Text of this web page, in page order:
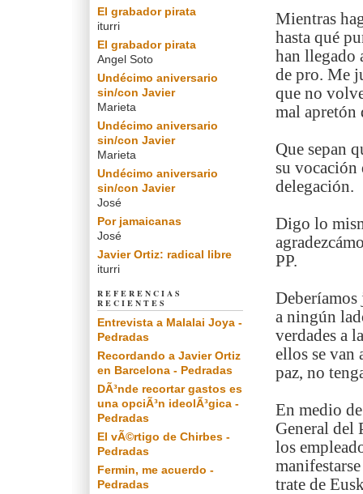
Mientras
hasta qué
han llegado
de pro. Me
que no
mal apretón
Que sepan
su vocación
delegación.
Digo lo
PP.
Deberíamos
a ningún
verdades a
ellos se van
paz, no
En medio
General del
los
trate de
El grabador pirata
iturri
El grabador pirata
Angel Soto
Undécimo aniversario
sin/con Javier
Marieta
Undécimo aniversario
sin/con Javier
Marieta
Undécimo aniversario
sin/con Javier
José
Por jamaicanas
José
Javier Ortiz: radical libre
iturri
REFERENCIAS
RECIENTES
Entrevista a Malalai Joya -
Pedradas
Recordando a Javier Ortiz
en Barcelona - Pedradas
DÃ³nde recortar gastos es
una opciÃ³n ideolÃ³gica -
Pedradas
El vÃ©rtigo de Chirbes -
Pedradas
Fermin, me acuerdo -
Pedradas